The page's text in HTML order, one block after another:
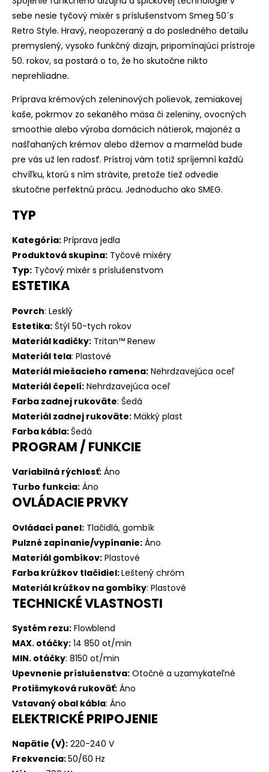
sebe nesie tyčový mixér s príslušenstvom Smeg 50´s
Retro Style. Hravý, neopozeraný a do posledného detailu
premyslený, vysoko funkčný dizajn, pripomínajúci prístroje
50. rokov, sa postará o to, že ho skutočne nikto
neprehliadne.
Príprava krémových zeleninových polievok, zemiakovej
kaše, pokrmov zo sekaného mäsa či zeleniny, ovocných
smoothie alebo výroba domácich nátierok, majonéz a
našľahaných krémov alebo džemov a marmelád bude
pre vás už len radosť. Prístroj vám totiž spríjemní každú
chvíľku, ktorú s ním strávite, pretože tiež odvedie
skutočne perfektnú prácu. Jednoducho ako SMEG.
TYP
Kategória: Príprava jedla
Produktová skupina: Tyčové mixéry
Typ: Tyčový mixér s príslušenstvom
ESTETIKA
Povrch: Lesklý
Estetika: Štýl 50-tych rokov
Materiál kadičky: Tritan™ Renew
Materiál tela: Plastové
Materiál miešacieho ramena: Nehrdzavejúca oceľ
Materiál čepelí: Nehrdzavejúca oceľ
Farba zadnej rukoväte: Šedá
Materiál zadnej rukoväte: Mäkký plast
Farba kábla:Šedá
PROGRAM / FUNKCIE
Variabilná rýchlosť: Áno
Turbo funkcia: Áno
OVLÁDACIE PRVKY
Ovládací panel: Tlačidlá, gombík
Pulzné zapínanie/vypínanie: Áno
Materiál gombíkov: Plastové
Farba krúžkov tlačidiel:Leštený chróm
Materiál krúžkov na gombíky: Plastové
TECHNICKÉ VLASTNOSTI
Systém rezu: Flowblend
MAX. otáčky: 14 850 ot/min
MIN. otáčky: 8150 ot/min
Upevnenie príslušenstva: Otočné a uzamykateľné
Protišmyková rukoväť: Áno
Vstavaný obal kábla: Áno
ELEKTRICKÉ PRIPOJENIE
Napätie (V): 220-240 V
Frekvencia:50/60 Hz